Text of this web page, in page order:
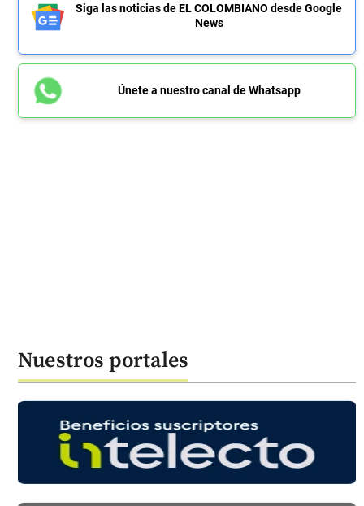
Siga las noticias de EL COLOMBIANO desde Google
News
Únete a nuestro canal de Whatsapp
Nuestros portales